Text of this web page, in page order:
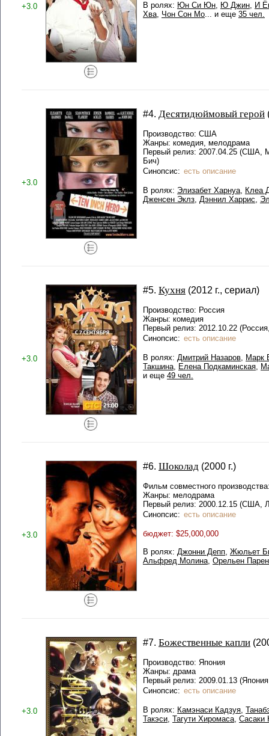
+3.0 В ролях: Юн Си Юн, Ю Джин, И
Хва, Чон Сон Мо... и еще 35 чел.
+3.0
#4. Десятидюймовый герой
Производство: США
Жанры: комедия, мелодрама
Первый релиз: 2007.04.25 (США,
Бич)
Синопсис: есть описание
В ролях: Элизабет Харнуа, Клеа
Дженсен Эклз, Дэннил Харрис,
+3.0
#5. Кухня (2012 г., сериал)
Производство: Россия
Жанры: комедия
Первый релиз: 2012.10.22
Синопсис: есть описание
В ролях: Дмитрий Назаров, Марк
Такшина, Елена Подкаминская,
и еще 49 чел.
+3.0
#6. Шоколад (2000 г.)
Фильм совместного
Жанры: мелодрама
Первый релиз: 2000.12.15 (США,
Синопсис: есть описание
бюджет: $25,000,000
В ролях: Джонни Депп, Жюльет
Альфред Молина, Орельен
+3.0
#7. Божественные капли
Производство: Япония
Жанры: драма
Первый релиз: 2009.01.13
Синопсис: есть описание
В ролях: Камэнаси Кадзуя,
Такэси, Тагути Хиромаса, Сасаки